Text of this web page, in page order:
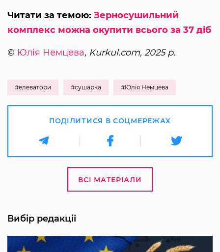
Читати за темою: Зерносушильний
комплекс можна окупити всього за 37 діб
© Юлія Немцева, Kurkul.com, 2025 р.
#елеватори #сушарка #Юлія Немцева
ПОДІЛИТИСЯ В СОЦМЕРЕЖАХ
ВСІ МАТЕРІАЛИ
Вибір редакції